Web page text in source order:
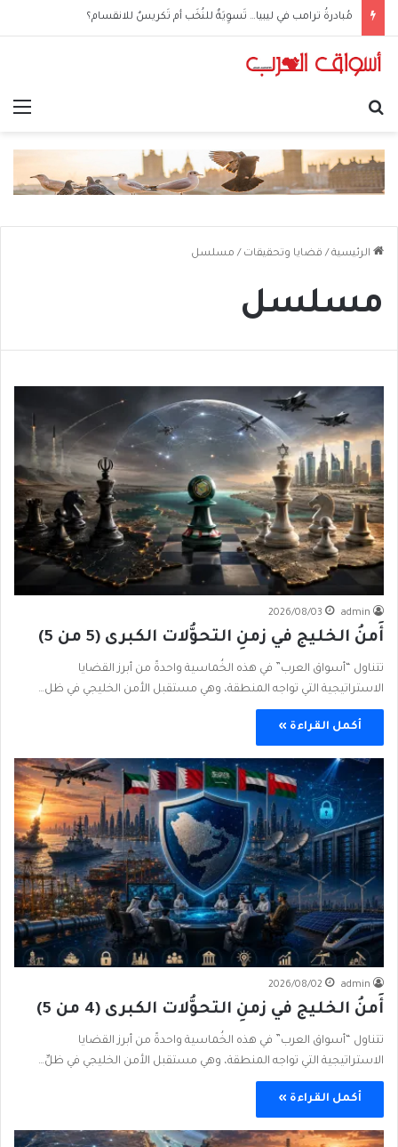
الحوثيون في العراق: من مكتبٍ سياسي إلى شبكةِ عمليّات
الرئيسية / قضايا وتحقيقات / مسلسل
مسلسل
admin
2026/08/03
أَمنُ الخليج في زمنِ التحوُّلات الكبرى (5 من 5)
تتناول “أسواق العرب” في هذه الخُماسية واحدةً من أبرز القضايا
الاستراتيجية التي تواجه المنطقة، وهي مستقبل الأمن الخليجي في ظل…
أكمل القراءة »
admin
2026/08/02
أَمنُ الخليج في زمنِ التحوُّلات الكبرى (4 من 5)
تتناول “أسواق العرب” في هذه الخُماسية واحدةً من أبرز القضايا
الاستراتيجية التي تواجه المنطقة، وهي مستقبل الأمن الخليجي في ظلِّ…
أكمل القراءة »